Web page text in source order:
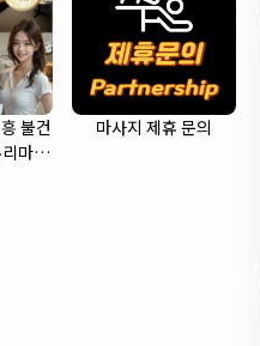
불건
마사
마사지 제휴 문의